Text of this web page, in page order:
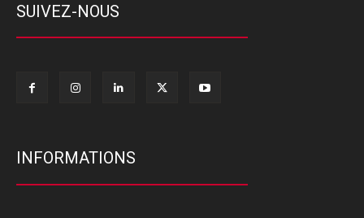
SUIVEZ-NOUS
INFORMATIONS